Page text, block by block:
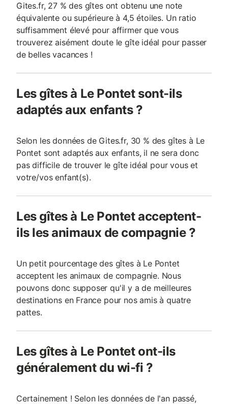
Gites.fr, 27 % des gîtes ont obtenu une note
équivalente ou supérieure à 4,5 étoiles. Un ratio
suffisamment élevé pour affirmer que vous
trouverez aisément doute le gîte idéal pour passer
de belles vacances !
Les gîtes à Le Pontet sont-ils
adaptés aux enfants ?
Selon les données de Gites.fr, 30 % des gîtes à Le
Pontet sont adaptés aux enfants, il ne sera donc
pas difficile de trouver le gîte idéal pour vous et
votre/vos enfant(s).
Les gîtes à Le Pontet acceptent-
ils les animaux de compagnie ?
Un petit pourcentage des gîtes à Le Pontet
acceptent les animaux de compagnie. Nous
pouvons donc supposer qu'il y a de meilleures
destinations en France pour nos amis à quatre
pattes.
Les gîtes à Le Pontet ont-ils
généralement du wi-fi ?
Certainement ! Selon les données de l'an passé,